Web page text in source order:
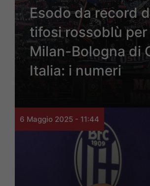
Esodo da record
tifosi rossoblù per
Milan-Bologna di
Italia: i numeri
6 Maggio 2025 - 11:44